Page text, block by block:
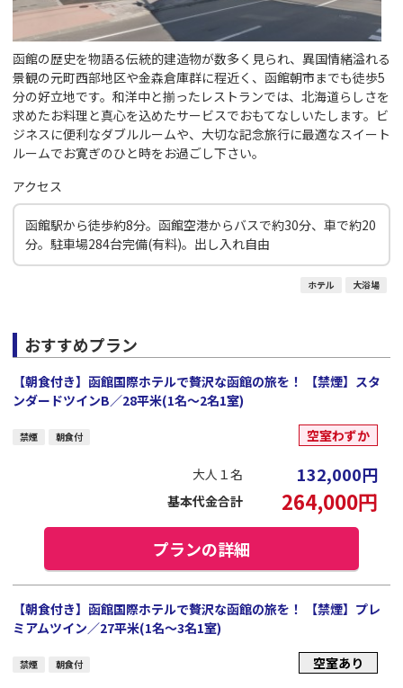
函館の歴史を物語る伝統的建造物が数多く見られ、異国情緒溢れる
景観の元町西部地区や金森倉庫群に程近く、函館朝市までも徒歩5
分の好立地です。和洋中と揃ったレストランでは、北海道らしさを
求めたお料理と真心を込めたサービスでおもてなしいたします。ビ
ジネスに便利なダブルルームや、大切な記念旅行に最適なスイート
ルームでお寛ぎのひと時をお過ごし下さい。
アクセス
函館駅から徒歩約8分。函館空港からバスで約30分、車で約20
分。駐車場284台完備(有料)。出し入れ自由
ホテル 大浴場
おすすめプラン
【朝食付き】函館国際ホテルで贅沢な函館の旅を！ 【禁煙】スタ
ンダードツインB／28平米(1名～2名1室)
禁煙 朝食付 空室わずか
大人１名 132,000円
基本代金合計 264,000円
プランの詳細
【朝食付き】函館国際ホテルで贅沢な函館の旅を！ 【禁煙】プレ
ミアムツイン／27平米(1名～3名1室)
禁煙 朝食付 空室あり